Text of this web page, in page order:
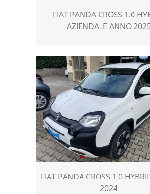
FIAT PANDA CROSS 1.0
AZIENDALE ANNO
FIAT PANDA CROSS 1.0
2024